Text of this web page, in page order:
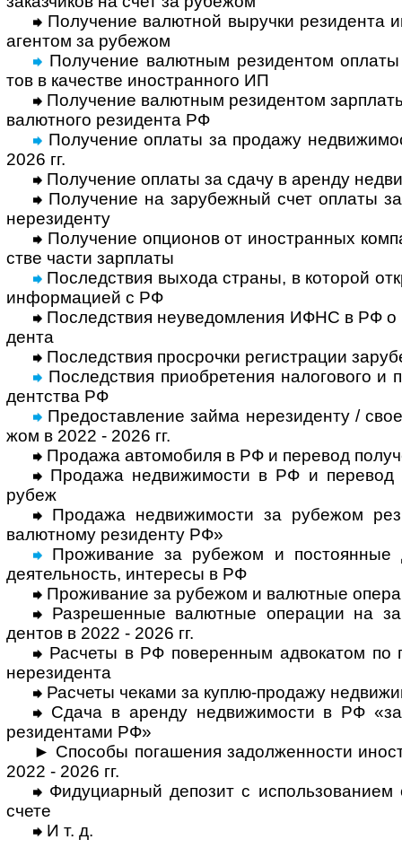
Получение валютной выручки резидента
аген­том за рубежом
Получение валютным резидентом
тов в каче­стве ино­стран­ного ИП
Получение валютным резидентом
валют­ного рези­дента РФ
Получение оплаты за продажу
2026 гг.
Получение оплаты за сдачу в аренду
Получение на зарубежный счет оплаты
нере­зи­денту
Получение опционов от иностранных
стве части зар­платы
Последствия выхода страны, в которой
инфор­ма­цией с РФ
Последствия неуведомления ИФНС в РФ о
дента
Последствия просрочки регистрации
Последствия приобретения нало­гового и
дент­ства РФ
Предоставление займа нерезиденту /
жом в 2022 - 2026 гг.
Продажа автомобиля в РФ и перевод
Продажа недвижимости в РФ и перевод
рубеж
Продажа недвижимости за рубежом
валют­ному рези­денту РФ»
Проживание за рубежом и постоянные
деятель­ность, инте­ресы в РФ
Проживание за рубежом и валютные
Разрешенные валютные операции на
дентов в 2022 - 2026 гг.
Расчеты в РФ поверенным адвокатом по
нере­зи­дента
Расчеты чеками за куплю-продажу
Сдача в аренду недвижимости в РФ
рези­ден­тами РФ»
► Способы погашения задолженности
2022 - 2026 гг.
Фидуциарный депозит с
счете
И т. д.